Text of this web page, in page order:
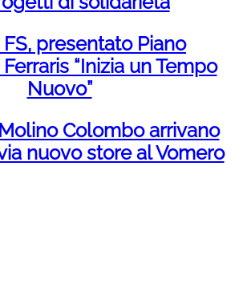
presentato Piano
“Inizia un Tempo
Nuovo”
Colombo arrivano
nuovo store al Vomero